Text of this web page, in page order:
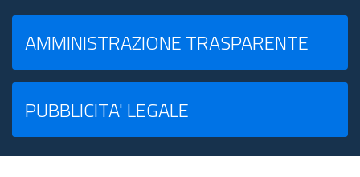
AMMINISTRAZIONE TRASPARENTE
PUBBLICITA' LEGALE